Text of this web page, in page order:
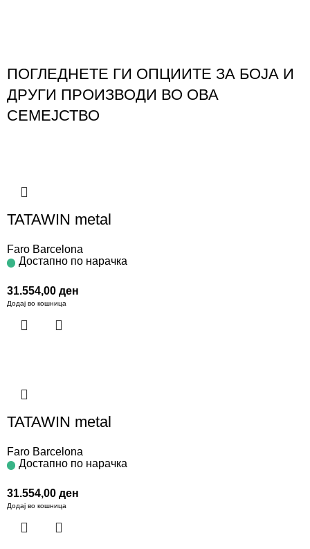
ПОГЛЕДНЕТЕ ГИ ОПЦИИТЕ ЗА БОЈА И
ДРУГИ ПРОИЗВОДИ ВО ОВА
СЕМЕЈСТВО
TATAWIN metal
Faro Barcelona
Достапно по нарачка
31.554,00 ден
Додај во кошница
TATAWIN metal
Faro Barcelona
Достапно по нарачка
31.554,00 ден
Додај во кошница